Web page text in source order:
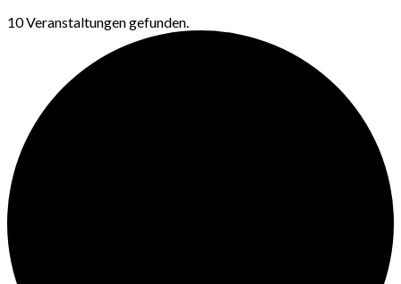
10 Veranstaltungen gefunden.